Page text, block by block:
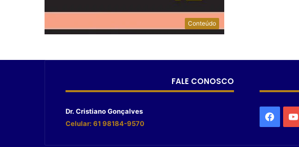
Conteúdo
FALE CONOSCO
Dr. Cristiano Gonçalves
Celular: 61 98184-9570